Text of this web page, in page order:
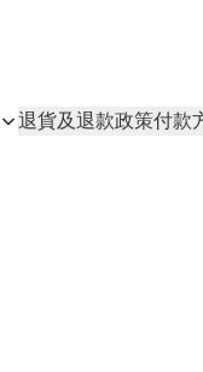
退貨及退款政策付款